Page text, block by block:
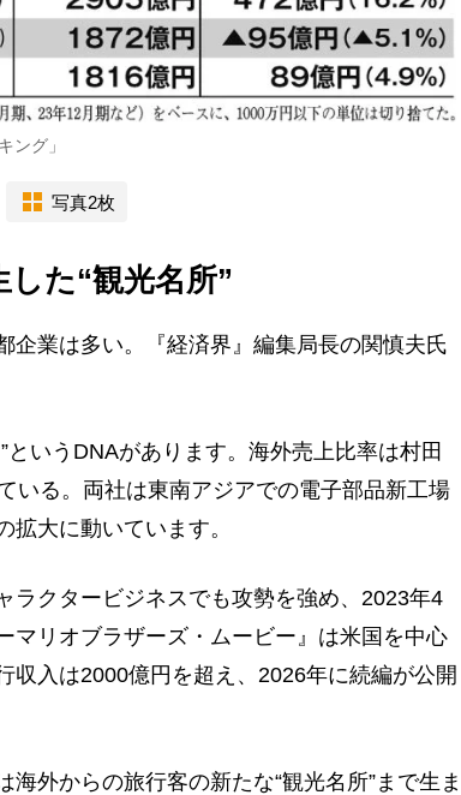
ング」
写真2枚
た“観光名所”
業は多い。『経済界』編集局長の関慎夫氏
というDNAがあります。海外売上比率は村田
いる。両社は東南アジアでの電子部品新工場
大に動いています。
クタービジネスでも攻勢を強め、2023年4
マリオブラザーズ・ムービー』は米国を中心
収入は2000億円を超え、2026年に続編が公開
外からの旅行客の新たな“観光名所”まで生ま